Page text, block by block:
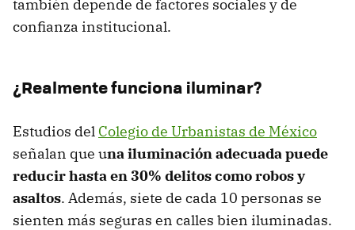
también depende de factores sociales y de
confianza institucional.
¿Realmente funciona iluminar?
Estudios del Colegio de Urbanistas de México
señalan que una iluminación adecuada puede
reducir hasta en 30% delitos como robos y
asaltos. Además, siete de cada 10 personas se
sienten más seguras en calles bien iluminadas.